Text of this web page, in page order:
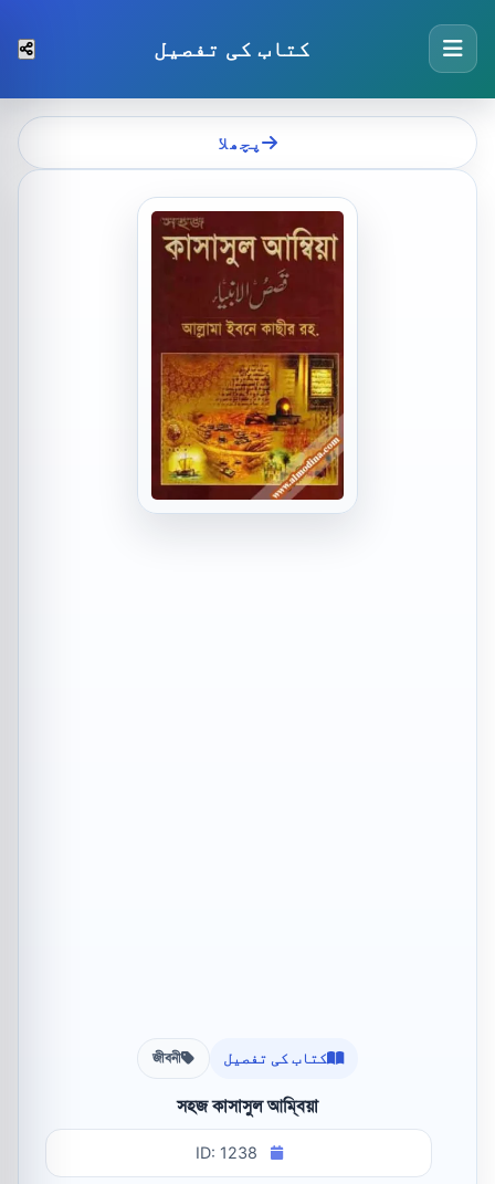
کتاب کی تفصیل
پچھلا
کتاب کی تفصیل জীবনী
সহজ কাসাসুল আম্বিয়া
ID: 1238